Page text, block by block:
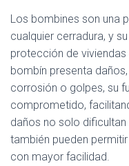
Los bombines son una
cualquier cerradura, y
protección de
bombín presenta
corrosión o golpes, su
comprometido,
daños no solo
también pueden
con mayor facilidad.